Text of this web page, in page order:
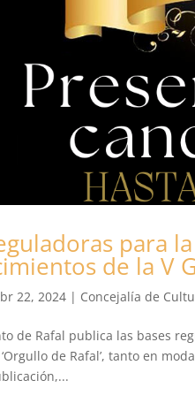
para
de la V
22, 2024 | Concejalía de
de Rafal publica las bases
de Rafal’, tanto en